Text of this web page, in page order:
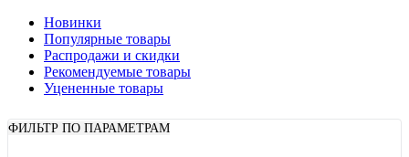
Новинки
Популярные товары
Распродажи и скидки
Рекомендуемые товары
Уцененные товары
ФИЛЬТР ПО ПАРАМЕТРАМ